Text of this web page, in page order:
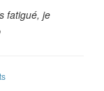
fatigué, je